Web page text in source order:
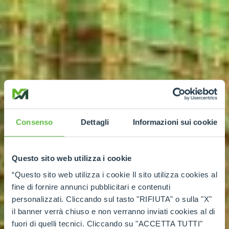
Consenso Dettagli Informazioni sui cookie
Questo sito web utilizza i cookie
“Questo sito web utilizza i cookie Il sito utilizza cookies al
fine di fornire annunci pubblicitari e contenuti
personalizzati. Cliccando sul tasto "RIFIUTA" o sulla "X"
il banner verrà chiuso e non verranno inviati cookies al di
fuori di quelli tecnici. Cliccando su "ACCETTA TUTTI"